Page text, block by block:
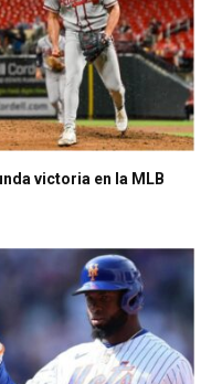
victoria en la MLB